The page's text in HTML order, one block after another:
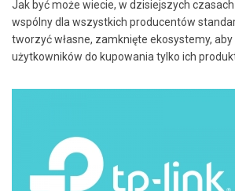
Jak być może wiecie, w dzisiejszych
wspólny dla wszystkich producentów
tworzyć własne, zamknięte ekosystemy,
użytkowników do kupowania tylko ich